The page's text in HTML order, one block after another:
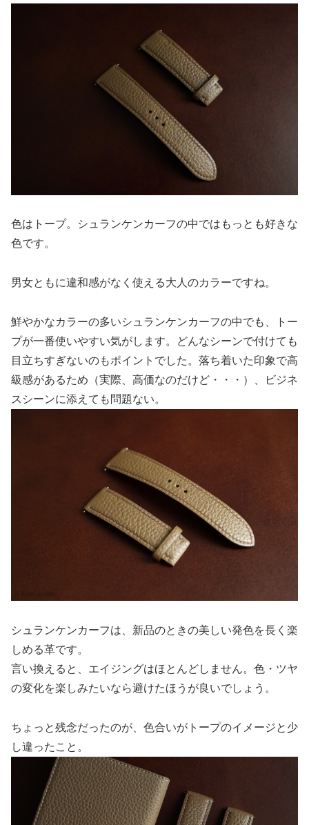
色はトープ。シュランケンカーフの中ではもっとも好きな
色です。
男女ともに違和感がなく使える大人のカラーですね。
鮮やかなカラーの多いシュランケンカーフの中でも、トー
プが一番使いやすい気がします。どんなシーンで付けても
目立ちすぎないのもポイントでした。落ち着いた印象で高
級感があるため（実際、高価なのだけど・・・）、ビジネ
スシーンに添えても問題ない。
シュランケンカーフは、新品のときの美しい発色を長く楽
しめる革です。
言い換えると、エイジングはほとんどしません。色・ツヤ
の変化を楽しみたいなら避けたほうが良いでしょう。
ちょっと残念だったのが、色合いがトープのイメージと少
し違ったこと。